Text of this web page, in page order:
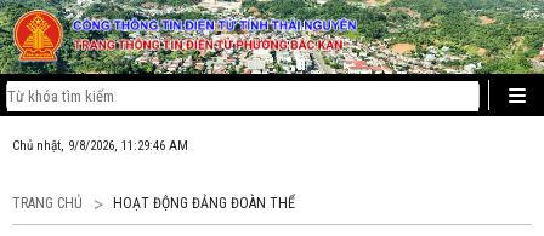
Chủ nhật, 9/8/2026, 11:29:47 AM
TRANG CHỦ HOẠT ĐỘNG ĐẢNG ĐOÀN THỂ